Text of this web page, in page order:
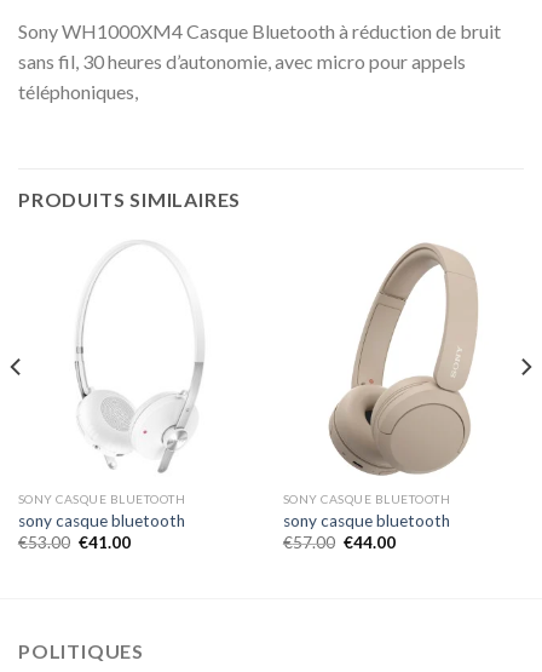
Sony WH1000XM4 Casque Bluetooth à réduction de bruit
sans fil, 30 heures d’autonomie, avec micro pour appels
téléphoniques,
PRODUITS SIMILAIRES
SONY CASQUE BLUETOOTH
sony casque bluetooth
€53.00 €41.00
SONY CASQUE BLUETOOTH
sony casque bluetooth
€57.00 €44.00
POLITIQUES